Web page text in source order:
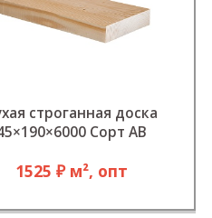
строганная доска
Сорт АВ
1525 ₽ м², опт